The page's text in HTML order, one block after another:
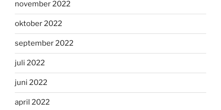
november 2022
oktober 2022
september 2022
juli 2022
juni 2022
april 2022